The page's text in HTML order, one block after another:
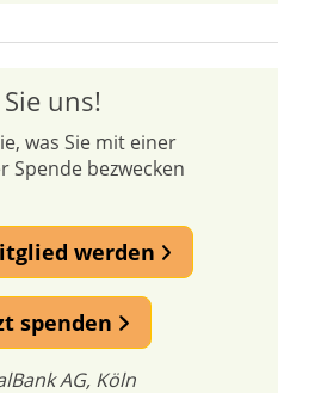
uns!
was Sie mit einer
Spende bezwecken
werden
spenden
AG, Köln